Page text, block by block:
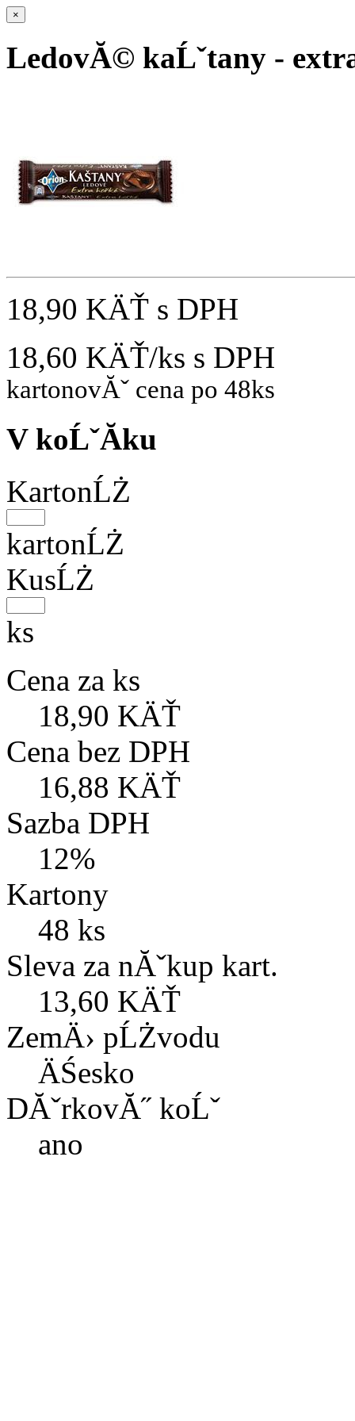
×
LedovĂ© kaĹˇtany -
18,90 KÄŤ s DPH
18,60 KÄŤ/ks s DPH
kartonovĂˇ cena po 48ks
V koĹˇĂ­ku
KartonĹŻ
kartonĹŻ
KusĹŻ
ks
Cena za ks
18,90 KÄŤ
Cena bez DPH
16,88 KÄŤ
Sazba DPH
12%
Kartony
48 ks
Sleva za nĂˇkup kart.
13,60 KÄŤ
ZemÄ› pĹŻvodu
ÄŚesko
DĂˇrkovĂ˝ koĹˇ
ano